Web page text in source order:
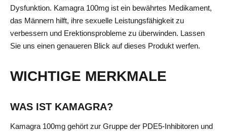
Dysfunktion. Kamagra 100mg ist ein bewährtes Medikament,
das Männern hilft, ihre sexuelle Leistungsfähigkeit zu
verbessern und Erektionsprobleme zu überwinden. Lassen
Sie uns einen genaueren Blick auf dieses Produkt werfen.
WICHTIGE MERKMALE
WAS IST KAMAGRA?
Kamagra 100mg gehört zur Gruppe der PDE5-Inhibitoren und